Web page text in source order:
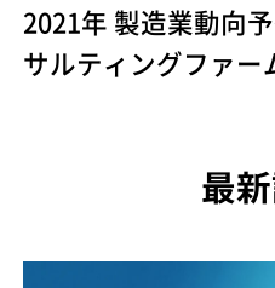
2021年 製造業動向
サルティングファー
最